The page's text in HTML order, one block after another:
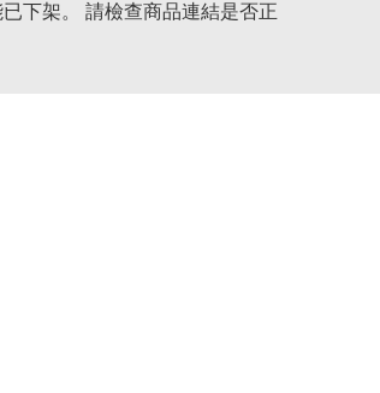
下架。 請檢查商品連結是否正